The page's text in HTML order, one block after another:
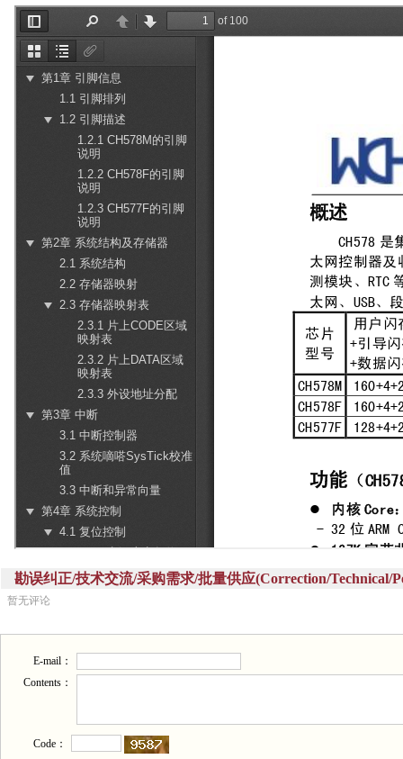
勘误纠正/技术交流/采购需求/批量供应(Correction/Technical/
暂无评论
E-mail：
Contents：
Code：